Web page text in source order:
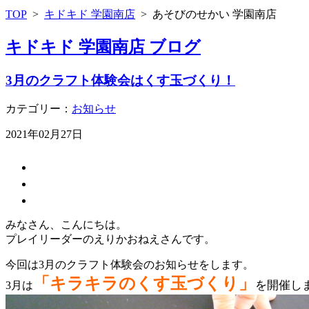
TOP > キドキド 学園南店 > あそびのせかい 学園南店
キドキド 学園南店 ブログ
3月のクラフト体験会はくす玉づくり！
カテゴリー： お知らせ
2021年02月27日
みなさん、こんにちは。
プレイリーダーのえりかおねえさんです。
今回は3月のクラフト体験会のお知らせをします。
3月は
「キラキラのくす玉づくり」 を開催し